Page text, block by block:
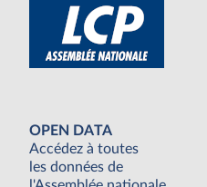
OPEN DATA
Accédez à toutes
les données de